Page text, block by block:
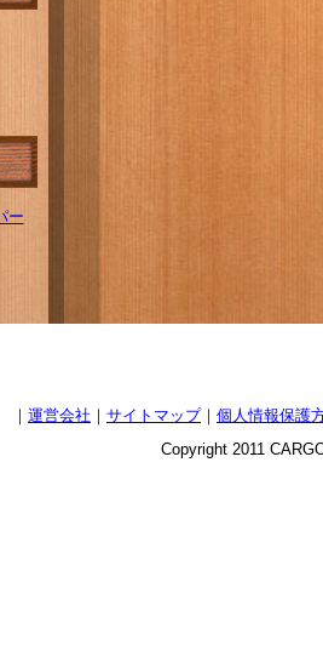
ー
｜ 運営会社 ｜ サイトマップ｜ 個人情報保護
Copyright 2011